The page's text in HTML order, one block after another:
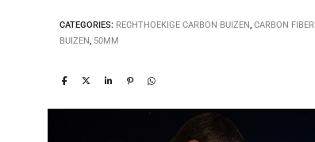
CATEGORIES: RECHTHOEKIGE CARBON BUIZEN, CARBON FIBER
BUIZEN, 50MM